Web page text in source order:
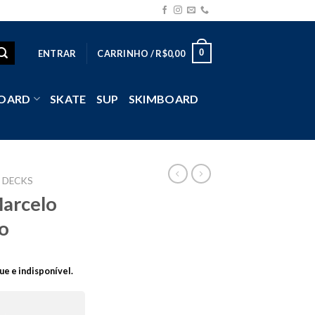
ENTRAR CARRINHO /R$0,00 0
SKATE SUP SKIMBOARD
DECKS
e indisponível.